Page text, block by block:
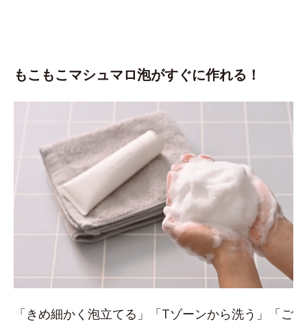
もこもこマシュマロ泡がすぐに作れる！
「きめ細かく泡立てる」「Tゾーンから洗う」「ご